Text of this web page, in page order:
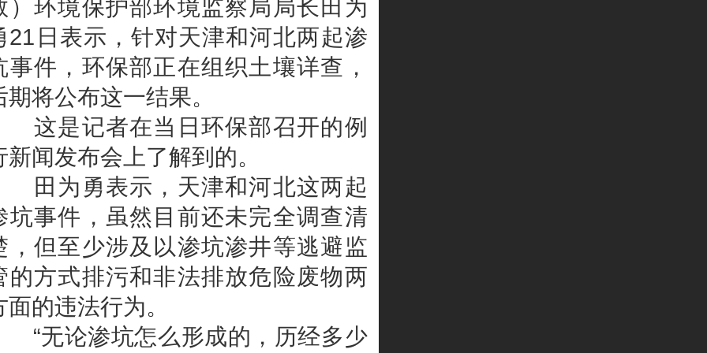
）环境保护部环境监察局局长田为
21日表示，针对天津和河北两起渗
事件，环保部正在组织土壤详查，
期将公布这一结果。
是记者在当日环保部召开的例
新闻发布会上了解到的。
为勇表示，天津和河北这两起
坑事件，虽然目前还未完全调查清
，但至少涉及以渗坑渗井等逃避监
的方式排污和非法排放危险废物两
面的违法行为。
论渗坑怎么形成的，历经多少